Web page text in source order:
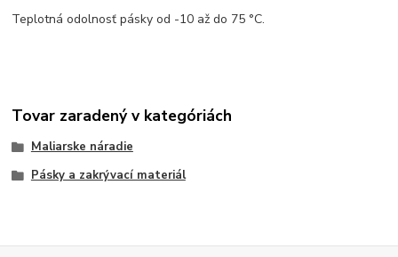
Teplotná odolnosť pásky od -10 až do 75 °C.
Tovar zaradený v kategóriách
Maliarske náradie
Pásky a zakrývací materiál